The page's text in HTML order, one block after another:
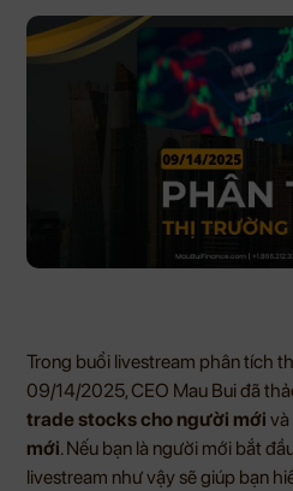
Trong buổi livestream phân tích
09/14/2025, CEO Mau Bui đã
trade stocks cho người mới và
mới. Nếu bạn là người mới bắt
livestream như vậy sẽ giúp bạn